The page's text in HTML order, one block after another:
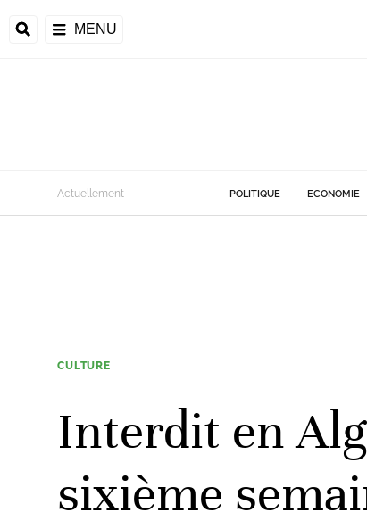
MENU
Actuellement POLITIQUE ECONOMIE
CULTURE
Interdit en
sixième